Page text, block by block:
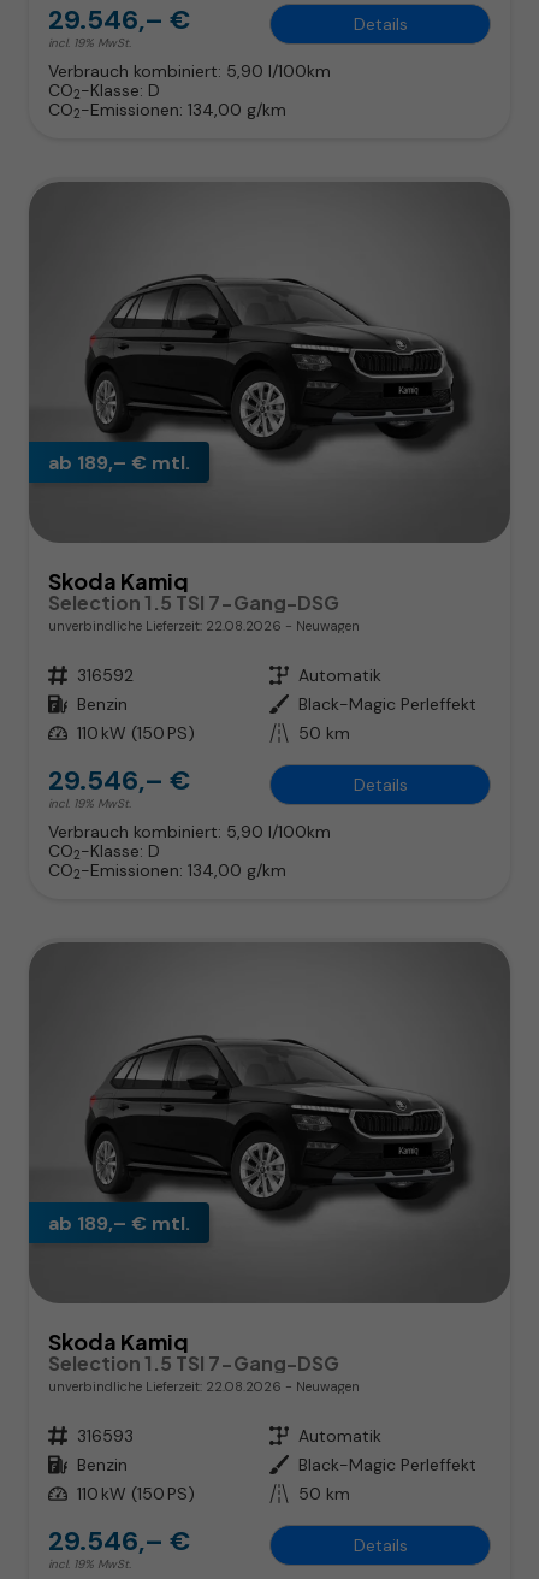
29.546,– €
incl. 19% MwSt.
Details
Verbrauch kombiniert: 5,90 l/100km
CO2-Klasse: D
CO2-Emissionen: 134,00 g/km
ab 189,– € mtl.
Skoda Kamiq
Selection 1.5 TSI 7-Gang-DSG
unverbindliche Lieferzeit: 22.08.2026 Neuwagen
Fahrzeugnr. 316592 Getriebe Automatik
Kraftstoff Benzin Außenfarbe Black-Magic Perleffekt
Leistung 110 kW (150 PS) Kilometerstand 50 km
29.546,– €
incl. 19% MwSt.
Details
Verbrauch kombiniert: 5,90 l/100km
CO2-Klasse: D
CO2-Emissionen: 134,00 g/km
ab 189,– € mtl.
Skoda Kamiq
Selection 1.5 TSI 7-Gang-DSG
unverbindliche Lieferzeit: 22.08.2026 Neuwagen
Fahrzeugnr. 316593 Getriebe Automatik
Kraftstoff Benzin Außenfarbe Black-Magic Perleffekt
Leistung 110 kW (150 PS) Kilometerstand 50 km
29.546,– €
incl. 19% MwSt.
Details